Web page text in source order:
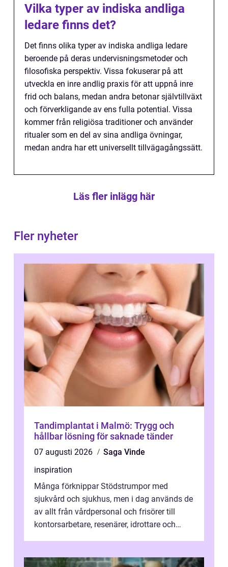
Vilka typer av indiska andliga
ledare finns det?
Det finns olika typer av indiska andliga ledare
beroende på deras undervisningsmetoder och
filosofiska perspektiv. Vissa fokuserar på att
utveckla en inre andlig praxis för att uppnå inre
frid och balans, medan andra betonar självtillväxt
och förverkligande av ens fulla potential. Vissa
kommer från religiösa traditioner och använder
ritualer som en del av sina andliga övningar,
medan andra har ett universellt tillvägagångssätt.
Läs fler inlägg här
Fler nyheter
Tandimplantat i Malmö: Trygg och
hållbar lösning för saknade tänder
07 augusti 2026
Saga Vinde
inspiration
Många förknippar Stödstrumpor med
sjukvård och sjukhus, men i dag används de
av allt från vårdpersonal och frisörer till
kontorsarbetare, resenärer, idrottare och